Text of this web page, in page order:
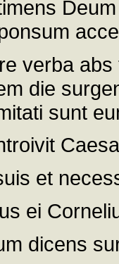
verba
die
sunt
et
ei
dicens